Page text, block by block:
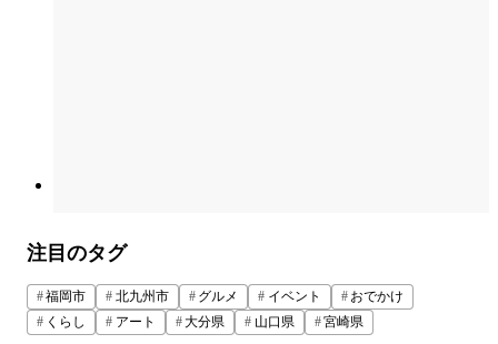
注目のタグ
福岡市 北九州市 グルメ イベント
おでかけ
くらし
アート 大分県 山口県 宮崎県